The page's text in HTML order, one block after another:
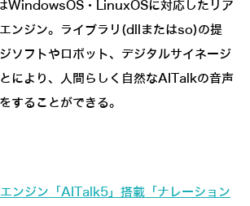
WindowsOS・LinuxOSに対応したリア
ンジン。ライブラリ(dllまたはso)の提
ソフトやロボット、デジタルサイネージ
により、人間らしく自然なAITalkの音声
することができる。
ンジン「AITalk5」搭載「ナレーション